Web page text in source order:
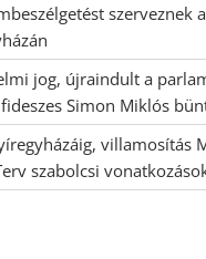
szerveznek
jog, újraindult a
Simon Miklós
villamosítás
szabolcsi